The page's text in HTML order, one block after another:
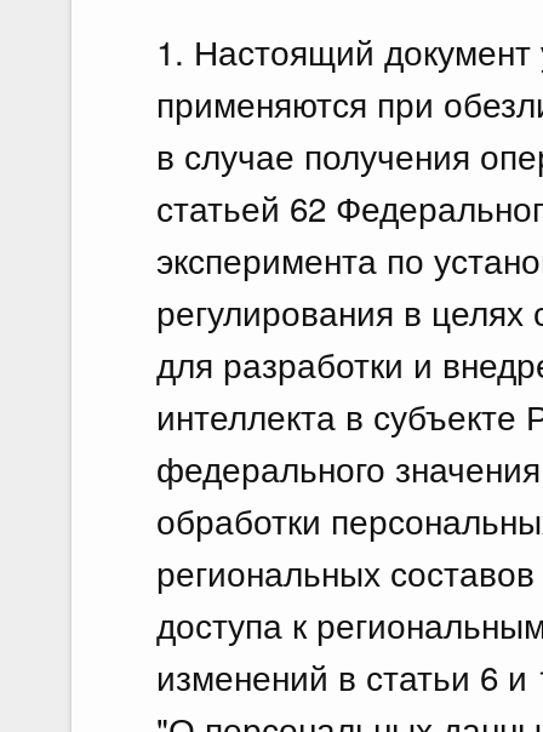
1. Настоящий
применяются при
в случае получения
статьей 62
эксперимента по
регулирования в
для разработки и
интеллекта в
федерального
обработки
региональных
доступа к
изменений в статьи 6